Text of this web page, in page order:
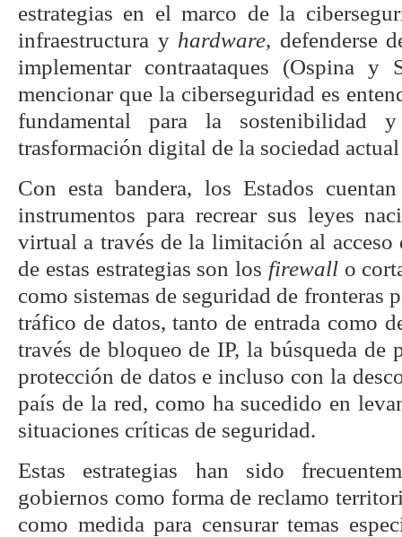
estrategias en el marco de la
infraestructura y hardware, defenderse
implementar contraataques (Ospina y
mencionar que la ciberseguridad es
fundamental para la sostenibilidad
trasformación digital de la sociedad
Con esta bandera, los Estados
instrumentos para recrear sus leyes
virtual a través de la limitación al
de estas estrategias son los firewallo
como sistemas de seguridad de fronteras
tráfico de datos, tanto de entrada como
través de bloqueo de IP, la búsqueda de
protección de datos e incluso con la
país de la red, como ha sucedido en
situaciones críticas de seguridad.
Estas estrategias han sido
gobiernos como forma de reclamo
como medida para censurar temas